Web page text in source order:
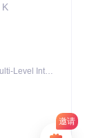
邀请
AscendNPU-IR是基于MLIR（Multi-Level Intermediate Representation）构建的，面向昇腾亲和算子编译时使用的中间表示，提供昇腾完备表达能力，通过编译优化提升昇腾AI处理器计算效率，支持通过生态框架使能昇腾AI处理器与深度调优